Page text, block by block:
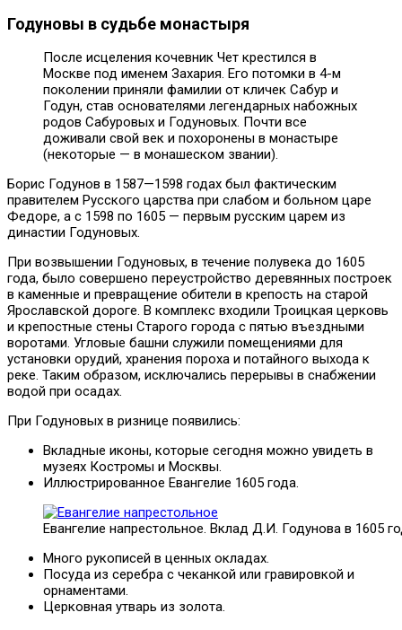
Годуновы в судьбе монастыря
После исцеления кочевник Чет крестился в
Москве под именем Захария. Его потомки в 4-м
поколении приняли фамилии от кличек Сабур и
Годун, став основателями легендарных набожных
родов Сабуровых и Годуновых. Почти все
доживали свой век и похоронены в монастыре
(некоторые — в монашеском звании).
Борис Годунов в 1587—1598 годах был фактическим
правителем Русского царства при слабом и больном царе
Федоре, а с 1598 по 1605 — первым русским царем из
династии Годуновых.
При возвышении Годуновых, в течение полувека до 1605
года, было совершено переустройство деревянных построек
в каменные и превращение обители в крепость на старой
Ярославской дороге. В комплекс входили Троицкая церковь
и крепостные стены Старого города с пятью въездными
воротами. Угловые башни служили помещениями для
установки орудий, хранения пороха и потайного выхода к
реке. Таким образом, исключались перерывы в снабжении
водой при осадах.
При Годуновых в ризнице появились:
Вкладные иконы, которые сегодня можно увидеть в
музеях Костромы и Москвы.
Иллюстрированное Евангелие 1605 года.
Евангелие напрестольное. Вклад Д.И. Годунова в 1605
Много рукописей в ценных окладах.
Посуда из серебра с чеканкой или гравировкой и
орнаментами.
Церковная утварь из золота.